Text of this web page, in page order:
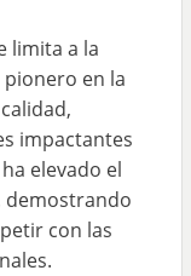
limita a la
pionero en la
impactantes
elevado el
demostrando
con las